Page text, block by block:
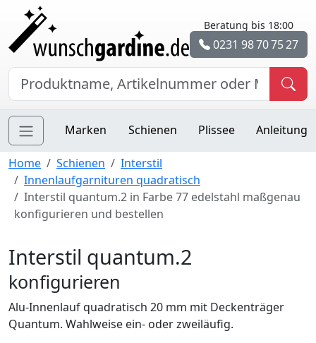
Beratung bis 18:00
0231 98 70 75 27
Marken Schienen Plissee Anleitung
Home Schienen
Interstil
Innenlaufgarnituren quadratisch
Interstil quantum.2 in Farbe 77 edelstahl maßgenau
konfigurieren und bestellen
Interstil quantum.2
konfigurieren
Alu-Innenlauf quadratisch 20 mm mit Deckenträger
Quantum. Wahlweise ein- oder zweiläufig.